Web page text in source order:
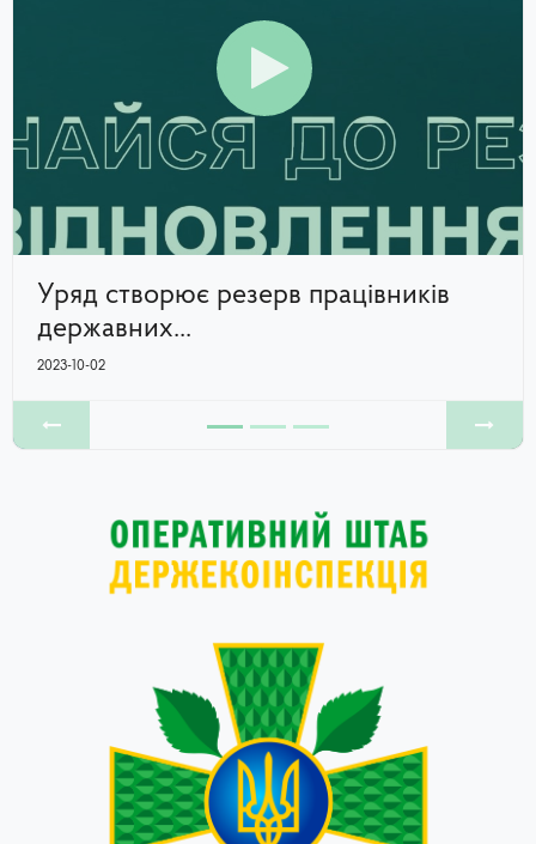
Next
Уряд створює резерв працівників
державних...
2023-10-02